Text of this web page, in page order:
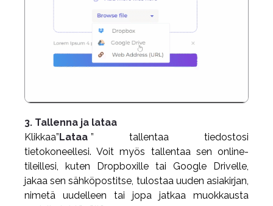
3. Tallenna ja lataa
Klikkaa”Lataa ” tallentaa tiedostosi
tietokoneellesi. Voit myös tallentaa sen online-
tileillesi, kuten Dropboxille tai Google Drivelle,
jakaa sen sähköpostitse, tulostaa uuden asiakirjan,
nimetä uudelleen tai jopa jatkaa muokkausta